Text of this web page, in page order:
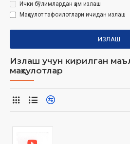
Ички бўлимлардан ҳам излаш
Маҳсулот тафсилотлари ичидан излаш
ИЗЛАШ
Излаш учун кирилган
маҳсулотлар